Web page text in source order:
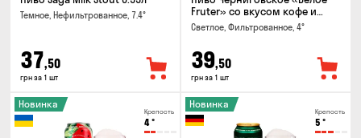
Темное, Нефильтрованное, 7.4°
37,50
грн за 1 шт
Fruter» со вкусом кофе и
апельсина 0.5 л
Светлое, Фильтрованное, 4°
39,50
грн за 1 шт
Крепость
4°
Новинка
Крепость
5 °
Новинка